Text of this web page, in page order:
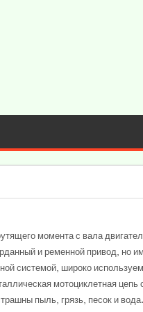
момента с вала
и ременной привод, но
системой, широко
мотоциклетная
пыль, грязь, песок и